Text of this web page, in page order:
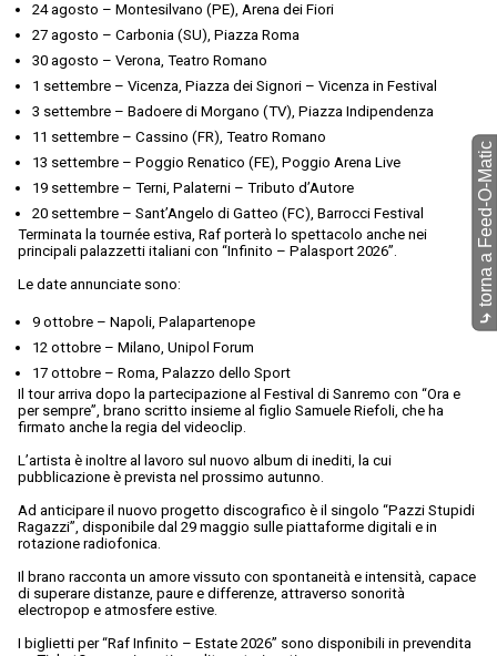
24 agosto – Montesilvano (PE), Arena dei Fiori
27 agosto – Carbonia (SU), Piazza Roma
30 agosto – Verona, Teatro Romano
1 settembre – Vicenza, Piazza dei Signori – Vicenza in Festival
3 settembre – Badoere di Morgano (TV), Piazza Indipendenza
11 settembre – Cassino (FR), Teatro Romano
13 settembre – Poggio Renatico (FE), Poggio Arena Live
19 settembre – Terni, Palaterni – Tributo d’Autore
20 settembre – Sant’Angelo di Gatteo (FC), Barrocci Festival
Terminata la tournée estiva, Raf porterà lo spettacolo anche nei
principali palazzetti italiani con “Infinito – Palasport 2026”.
Le date annunciate sono:
9 ottobre – Napoli, Palapartenope
12 ottobre – Milano, Unipol Forum
17 ottobre – Roma, Palazzo dello Sport
Il tour arriva dopo la partecipazione al Festival di Sanremo con “Ora e
per sempre”, brano scritto insieme al figlio Samuele Riefoli, che ha
firmato anche la regia del videoclip.
L’artista è inoltre al lavoro sul nuovo album di inediti, la cui
pubblicazione è prevista nel prossimo autunno.
Ad anticipare il nuovo progetto discografico è il singolo “Pazzi Stupidi
Ragazzi”, disponibile dal 29 maggio sulle piattaforme digitali e in
rotazione radiofonica.
Il brano racconta un amore vissuto con spontaneità e intensità, capace
di superare distanze, paure e differenze, attraverso sonorità
electropop e atmosfere estive.
I biglietti per “Raf Infinito – Estate 2026” sono disponibili in prevendita
⤷
torna a Feed-O-Matic